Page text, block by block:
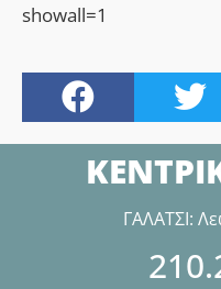
showall=1
ΓΑΛΑΤΣΙ: